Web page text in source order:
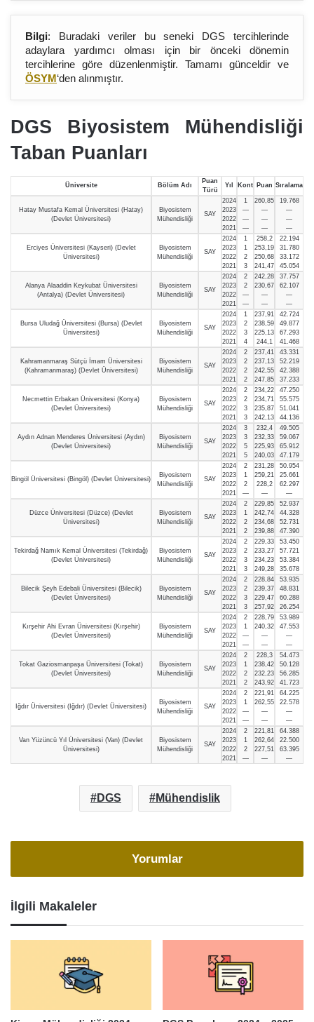
Bilgi: Buradaki veriler bu seneki DGS tercihlerinde
adaylara yardımcı olması için bir önceki dönemin
tercihlerine göre düzenlenmiştir. Tamamı günceldir ve
ÖSYM‘den alınmıştır.
DGS Biyosistem Mühendisliği
Taban Puanları
Üniversite Bölüm Adı
Puan
Türü
Yıl Kont Puan Sıralama
Hatay Mustafa Kemal Üniversitesi (Hatay)
(Devlet Üniversitesi)
Biyosistem
Mühendisliği
SAY
2024
2023
2022
2021
1
—
—
—
260,85
—
—
—
19.768
—
—
—
Erciyes Üniversitesi (Kayseri) (Devlet
Üniversitesi)
Biyosistem
Mühendisliği
SAY
2024
2023
2022
2021
1
1
2
3
258,2
253,19
250,68
241,47
22.194
31.780
33.172
45.054
Alanya Alaaddin Keykubat Üniversitesi
(Antalya) (Devlet Üniversitesi)
Biyosistem
Mühendisliği
SAY
2024
2023
2022
2021
2
2
—
—
242,28
230,67
—
—
37.757
62.107
—
—
Bursa Uludağ Üniversitesi (Bursa) (Devlet
Üniversitesi)
Biyosistem
Mühendisliği
SAY
2024
2023
2022
2021
1
2
3
4
237,91
238,59
225,13
244,1
42.724
49.877
67.293
41.468
Kahramanmaraş Sütçü İmam Üniversitesi
(Kahramanmaraş) (Devlet Üniversitesi)
Biyosistem
Mühendisliği
SAY
2024
2023
2022
2021
2
2
2
2
237,41
237,13
242,55
247,85
43.331
52.219
42.388
37.233
Necmettin Erbakan Üniversitesi (Konya)
(Devlet Üniversitesi)
Biyosistem
Mühendisliği
SAY
2024
2023
2022
2021
2
2
3
3
234,22
234,71
235,87
242,13
47.250
55.575
51.041
44.136
Aydın Adnan Menderes Üniversitesi (Aydın)
(Devlet Üniversitesi)
Biyosistem
Mühendisliği
SAY
2024
2023
2022
2021
3
3
5
5
232,4
232,33
225,93
240,03
49.505
59.067
65.912
47.179
Bingöl Üniversitesi (Bingöl) (Devlet Üniversitesi)
Biyosistem
Mühendisliği
SAY
2024
2023
2022
2021
2
1
2
—
231,28
259,21
228,2
—
50.954
25.661
62.297
—
Düzce Üniversitesi (Düzce) (Devlet
Üniversitesi)
Biyosistem
Mühendisliği
SAY
2024
2023
2022
2021
2
1
2
2
229,85
242,74
234,68
239,88
52.937
44.328
52.731
47.390
Tekirdağ Namık Kemal Üniversitesi (Tekirdağ)
(Devlet Üniversitesi)
Biyosistem
Mühendisliği
SAY
2024
2023
2022
2021
2
2
3
3
229,33
233,27
234,23
249,28
53.450
57.721
53.384
35.678
Bilecik Şeyh Edebali Üniversitesi (Bilecik)
(Devlet Üniversitesi)
Biyosistem
Mühendisliği
SAY
2024
2023
2022
2021
2
2
3
3
228,84
239,37
229,47
257,92
53.935
48.831
60.288
26.254
Kırşehir Ahi Evran Üniversitesi (Kırşehir)
(Devlet Üniversitesi)
Biyosistem
Mühendisliği
SAY
2024
2023
2022
2021
2
1
—
—
228,79
240,32
—
—
53.989
47.553
—
—
Tokat Gaziosmanpaşa Üniversitesi (Tokat)
(Devlet Üniversitesi)
Biyosistem
Mühendisliği
SAY
2024
2023
2022
2021
2
1
2
2
228,3
238,42
232,23
243,92
54.473
50.128
56.285
41.723
Iğdır Üniversitesi (Iğdır) (Devlet Üniversitesi)
Biyosistem
Mühendisliği
SAY
2024
2023
2022
2021
2
1
—
—
221,91
262,55
—
—
64.225
22.578
—
—
Van Yüzüncü Yıl Üniversitesi (Van) (Devlet
Üniversitesi)
Biyosistem
Mühendisliği
SAY
2024
2023
2022
2021
2
1
2
—
221,81
262,64
227,51
—
64.388
22.500
63.395
—
DGS Mühendislik
Yorumlar
İlgili Makaleler